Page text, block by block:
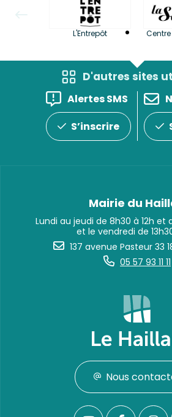
L'Entrepôt
D'autres sites
Alertes SMS
S’inscrire
Mairie du
Lundi au jeudi de 8h30 à 12h et
et le vendredi de
137 avenue Pasteur 33
05 57 93 11 11
Nous